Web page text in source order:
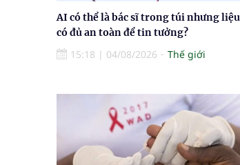
AI có thể là bác sĩ trong túi nhưng liệu
có đủ an toàn để tin tưởng?
15:18 | 04/08/2026 Thế giới